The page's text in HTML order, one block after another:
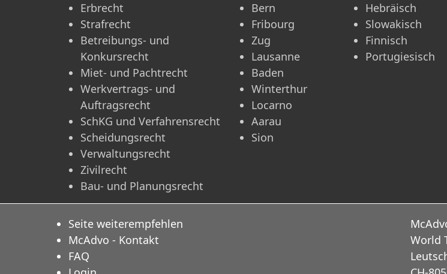
Erbrecht
Strafrecht
Betreibungs- und
Konkursrecht
Miet- und Pachtrecht
Werkvertrags- und
Auftragsrecht
SchKG und Verfahrensrecht
Scheidungsrecht
Verwaltungsrecht
Zivilrecht
Bau- und Planungsrecht
Bern
Fribourg
Zug
Lausanne
Baden
Winterthur
Locarno
Aarau
Sion
Hebräisch
Slowakisch
Finnisch
Portugiesisch
Seite weiterempfehlen
McAdvo - Kontakt
FAQ
World